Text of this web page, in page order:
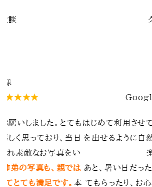
。その場の雰囲気
てもらえてとても
わも人数分用意し
たです。お宮参り
ク
Googleク
春日大社でお宮参り
自分たちではなかな
の表情を逃さず撮影し
ます。何度も訪れたこ
気にも留めなかった構